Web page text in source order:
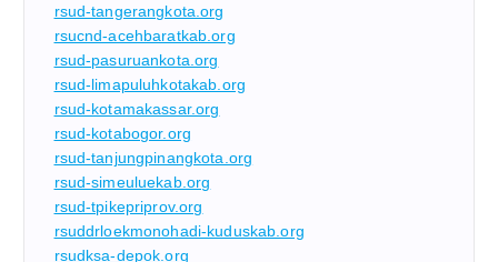
rsud-tangerangkota.org
rsucnd-acehbaratkab.org
rsud-pasuruankota.org
rsud-limapuluhkotakab.org
rsud-kotamakassar.org
rsud-kotabogor.org
rsud-tanjungpinangkota.org
rsud-simeuluekab.org
rsud-tpikepriprov.org
rsuddrloekmonohadi-kuduskab.org
rsudksa-depok.org